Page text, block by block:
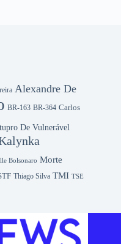
Alexandre De
BR-163 BR-364 Carlos
De Vulnerável
Bolsonaro Morte
Thiago Silva TMI TSE